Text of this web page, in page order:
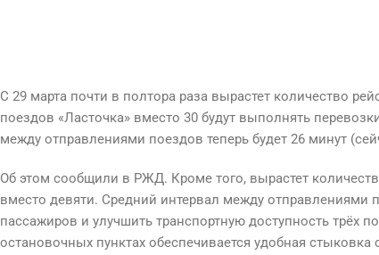
С 29 марта почти в полтора раза вырастет количество
поездов «Ласточка» вместо 30 будут выполнять
между отправлениями поездов теперь будет 26 минут
Об этом сообщили в РЖД. Кроме того, вырастет
вместо девяти. Средний интервал между
пассажиров и улучшить транспортную доступность
остановочных пунктах обеспечивается удобная